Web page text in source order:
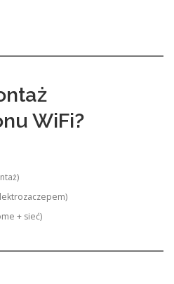
WiFi?
+ sieć)